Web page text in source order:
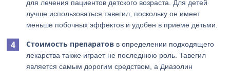
для лечения пациентов детского возраста. Для детей
лучше использоваться тавегил, поскольку он имеет
меньше побочных эффектов и удобен в приеме детьми.
Стоимость препаратов в определении подходящего
лекарства также играет не последнюю роль. Тавегил
является самым дорогим средством, а Диазолин